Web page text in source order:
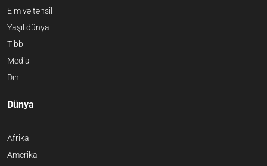
Elm və təhsil
Yaşıl dünya
Tibb
Media
Din
Dünya
Afrika
Amerika